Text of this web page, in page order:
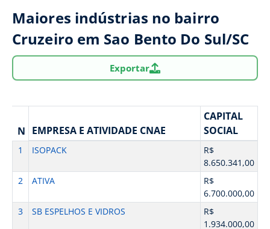
Maiores indústrias no bairro
Cruzeiro em Sao Bento Do Sul/SC
Exportar
N EMPRESA E ATIVIDADE CNAE
CAPITAL
SOCIAL
1 ISOPACK
R$
8.650.341,00
2
ATIVA
R$
6.700.000,00
3
SB ESPELHOS E VIDROS
R$
1.934.000,00